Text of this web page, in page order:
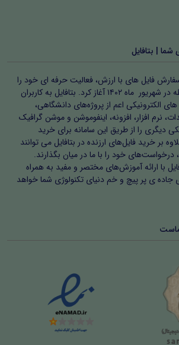
بورس و کالا
و قوانین مربوط به بورس.
شامل
۳۰۰ سوال به‌همراه پاسخ‌های
و منبعی مطمئن برای آمادگی در آزمون
شغلی محسوب می‌شود.
| بتافایل
فایل های با ارزش، فعالیت حرفه ای خود را
با اخذ مجوزهای مربوطه در شهریور ماه ۱۴۰۲ آغاز کرد. بتافایل به کاربران
الکترونیکی اعم از پروژه‌های دانشگاهی،
نرم افزار، افزونه، اینفوموشن و موشن گرافیک
دیگری را از طریق این سامانه برای خرید
بر خرید فایل‌های ارزنده در بتافایل می توانند
خود را با ما در میان بگذارند.
با ارائه آموزش‌های مختصر و مفید به همراه
جاده ی پر پیچ و خم دنیای تکنولوژی شما خواهد
ماست